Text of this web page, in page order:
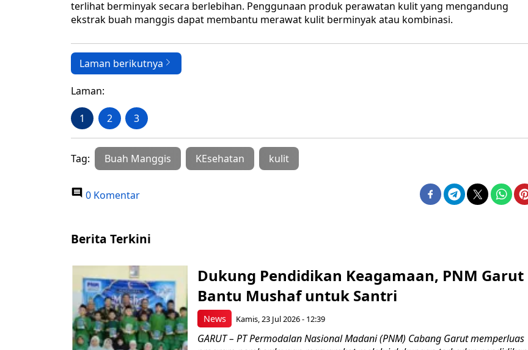
terlihat berminyak secara berlebihan. Penggunaan produk perawatan kulit yang mengandung
ekstrak buah manggis dapat membantu merawat kulit berminyak atau kombinasi.
Laman berikutnya
Laman:
1 2 3
Tag: Buah Manggis KEsehatan kulit
0 Komentar
Berita Terkini
News
Dukung Pendidikan Keagamaan, PNM Garut
Bantu Mushaf untuk Santri
Kamis, 23 Jul 2026 - 12:39
GARUT – PT Permodalan Nasional Madani (PNM) Cabang Garut memperluas